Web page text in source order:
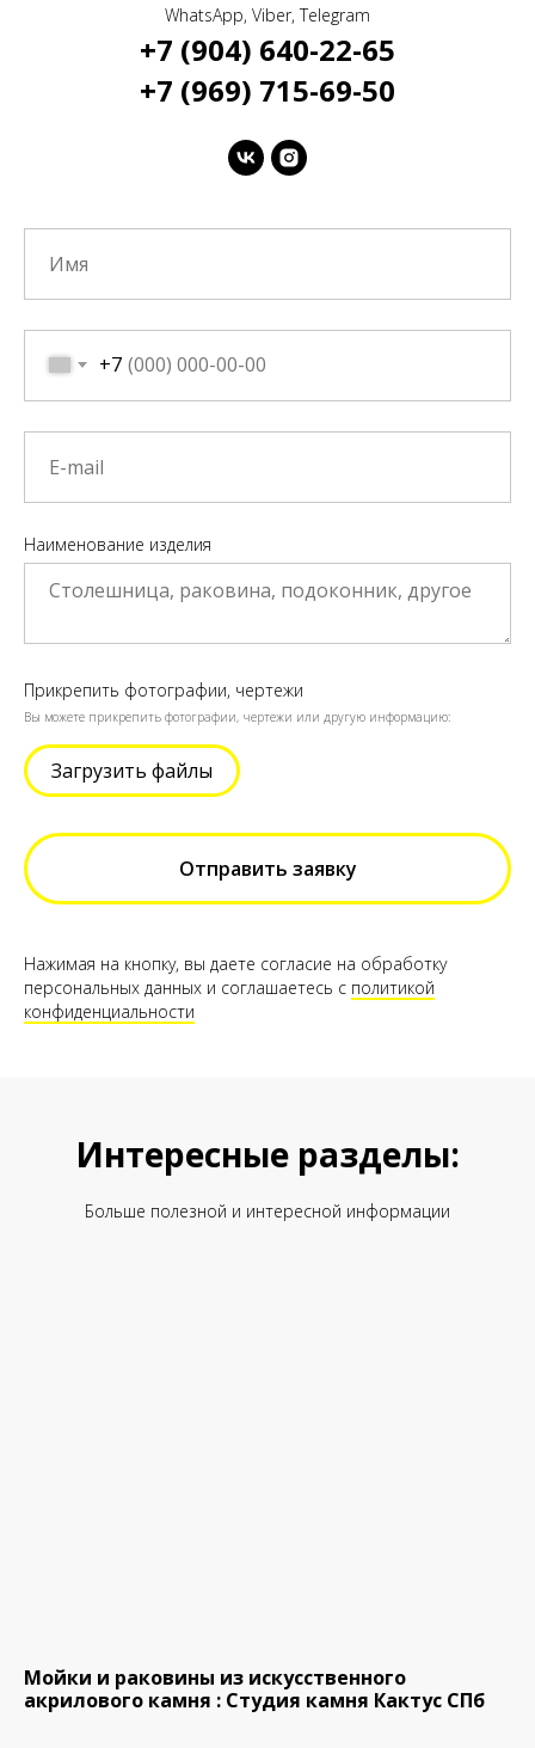
WhatsApp, Viber, Telegram
+7 (904) 640-22-65
+7 (969) 715-69-50
+7
Наименование изделия
Прикрепить фотографии, чертежи
Вы можете прикрепить фотографии, чертежи или другую информацию:
Загрузить файлы
Отправить заявку
Нажимая на кнопку, вы даете согласие на обработку
персональных данных и соглашаетесь c политикой
конфиденциальности
Интересные разделы:
Больше полезной и интересной информации
Мойки и раковины из искусственного
акрилового камня : Студия камня Кактус СПб